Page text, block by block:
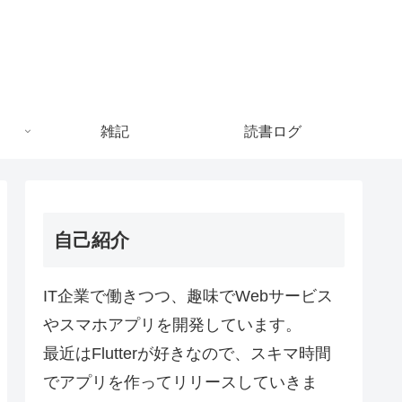
雑記 読書ログ
自己紹介
IT企業で働きつつ、趣味でWebサービス
やスマホアプリを開発しています。
最近はFlutterが好きなので、スキマ時間
でアプリを作ってリリースしていきま